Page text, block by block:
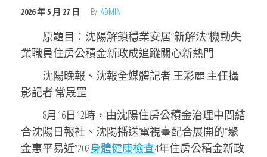
2026 年 5 月 27 日 By ADMIN
原題目：沈陽解鎖穩業安居“新解法”機動失
業職員住房公積金新政成追蹤關心新熱門
沈陽晚報、沈報全媒體記者 王彩麗 主任攝
影記者 常晟罡
8月16日12時，由沈陽住房公積金治理中間結
合沈陽日報社、沈陽播送電視臺配合展開的“聚
金惠平易近”202身體健康檢查4年住房公積金新政